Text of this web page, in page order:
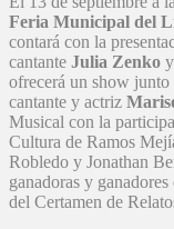
Feria Municipal del
contará con la
cantante Julia Zenko
ofrecerá un show junto
cantante y actriz
Musical con la
Cultura de Ramos
Robledo y Jonathan
ganadoras y
del Certamen de